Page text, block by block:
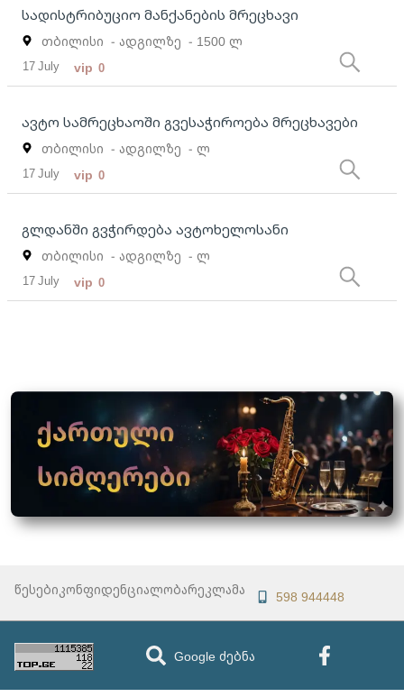
სადისტრიბუციო მანქანების მრეცხავი
თბილისი - ადგილზე - 1500 ლ
17 July vip 0
ავტო სამრეცხაოში გვესაჭიროება მრეცხავები
თბილისი - ადგილზე - ლ
17 July vip 0
გლდანში გვჭირდება ავტოხელოსანი
თბილისი - ადგილზე - ლ
17 July vip 0
წესებიკონფიდენციალობარეკლამა 598 944448
Google ძებნა